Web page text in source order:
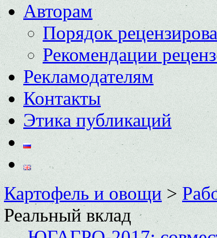
Авторам
Порядок
Рекомендации
Рекламодателям
Контакты
Этика публикаций
Картофель и овощи>
Реальный вклад